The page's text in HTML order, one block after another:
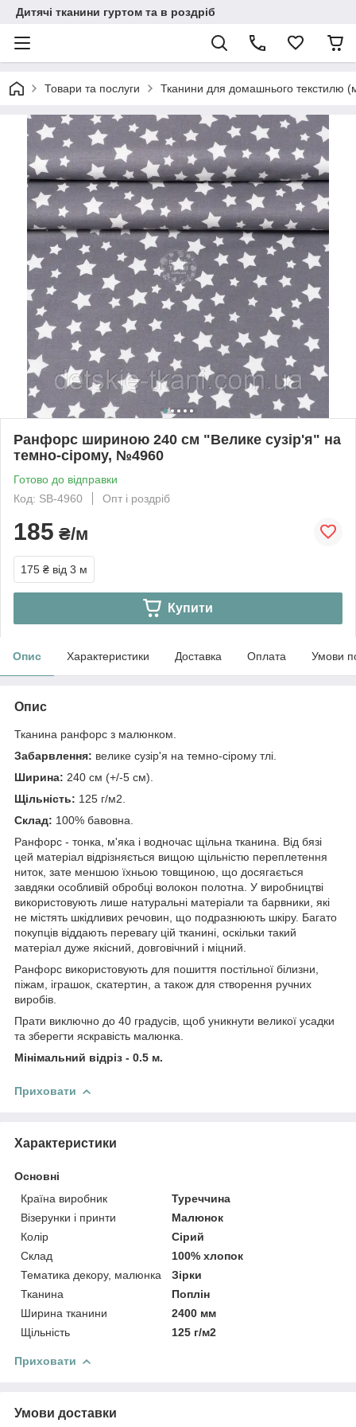
Дитячі тканини гуртом та в роздріб
Товари та послуги Тканини для домашнього текстилю
Ранфорс шириною 240 см "Велике сузір'я" на
темно-сірому, №4960
Готово до відправки
Код: SB-4960
Опт і роздріб
185 ₴/м
175 ₴ від 3 м
Купити
Опис Характеристики Доставка Оплата Умови
Опис
Тканина ранфорс з малюнком.
Забарвлення: велике сузір'я на темно-сірому тлі.
Ширина: 240 см (+/-5 см).
Щільність: 125 г/м2.
Склад: 100% бавовна.
Ранфорс - тонка, м'яка і водночас щільна тканина. Від бязі
цей матеріал відрізняється вищою щільністю переплетення
ниток, зате меншою їхньою товщиною, що досягається
завдяки особливій обробці волокон полотна. У виробництві
використовують лише натуральні матеріали та барвники, які
не містять шкідливих речовин, що подразнюють шкіру. Багато
покупців віддають перевагу цій тканині, оскільки такий
матеріал дуже якісний, довговічний і міцний.
Ранфорс використовують для пошиття постільної білизни,
піжам, іграшок, скатертин, а також для створення ручних
виробів.
Прати виключно до 40 градусів, щоб уникнути великої усадки
та зберегти яскравість малюнка.
Мінімальний відріз - 0.5 м.
Приховати
Характеристики
Основні
Країна виробник
Туреччина
Візерунки і принти
Малюнок
Колір
Сірий
Склад
100% хлопок
Тематика декору, малюнка
Зірки
Тканина
Поплін
Ширина тканини
2400 мм
Щільність
125 г/м2
Приховати
Умови доставки